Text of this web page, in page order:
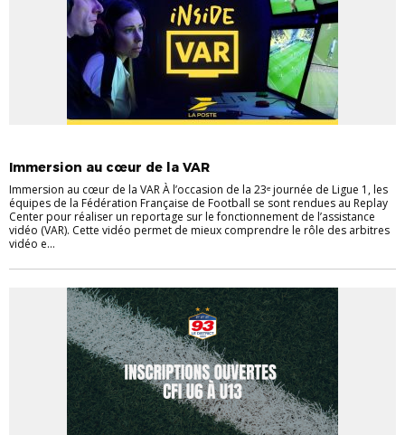
Immersion au cœur de la VAR
Immersion au cœur de la VAR À l’occasion de la 23ᵉ journée de Ligue 1, les
équipes de la Fédération Française de Football se sont rendues au Replay
Center pour réaliser un reportage sur le fonctionnement de l’assistance
vidéo (VAR). Cette vidéo permet de mieux comprendre le rôle des arbitres
vidéo e...